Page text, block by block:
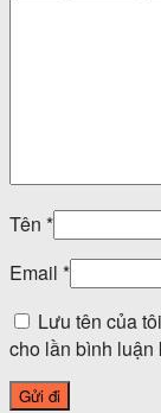
Tên *
Email *
Lưu tên của
cho lần bình luận